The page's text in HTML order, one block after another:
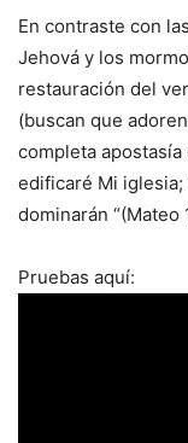
En contraste con
Jehová y los
restauración del
(buscan que
completa
edificaré Mi
dominarán “(Mateo
Pruebas aquí: